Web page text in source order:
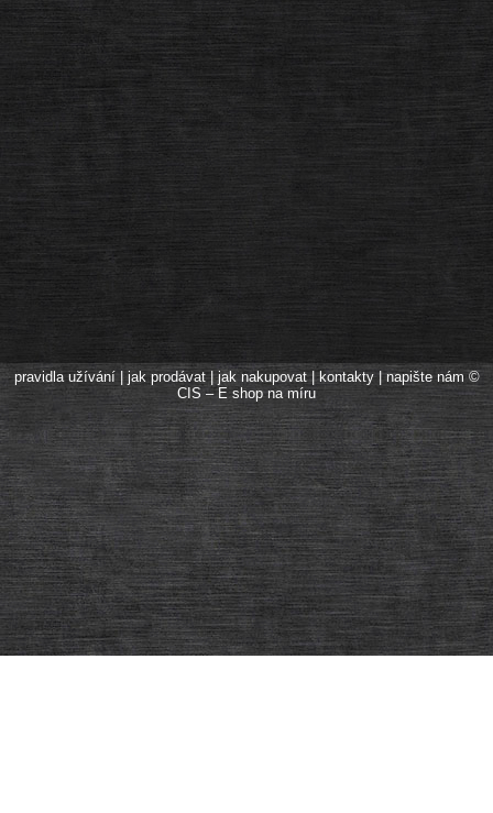
pravidla užívání| jak prodávat|jak nakupovat|kontakty|napište nám ©
CIS – E shop na míru